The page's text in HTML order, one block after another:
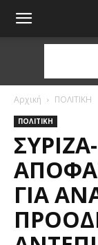
Αρχική ΠΟΛΙΤΙΚΗ
ΠΟΛΙΤΙΚΗ
ΓΙΑ